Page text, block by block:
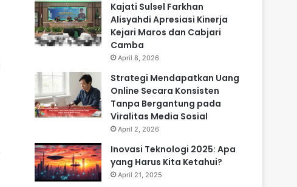
Kajati Sulsel Farkhan
Alisyahdi Apresiasi Kinerja
Kejari Maros dan Cabjari
Camba
April 8, 2026
Strategi Mendapatkan Uang
Online Secara Konsisten
Tanpa Bergantung pada
Viralitas Media Sosial
April 2, 2026
Inovasi Teknologi 2025: Apa
yang Harus Kita Ketahui?
April 21, 2025